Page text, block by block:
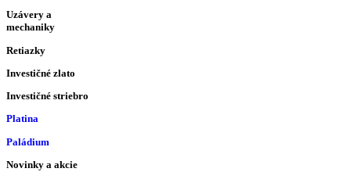
Uzávery a
mechaniky
Retiazky
Investičné zlato
Investičné striebro
Platina
Paládium
Novinky a akcie